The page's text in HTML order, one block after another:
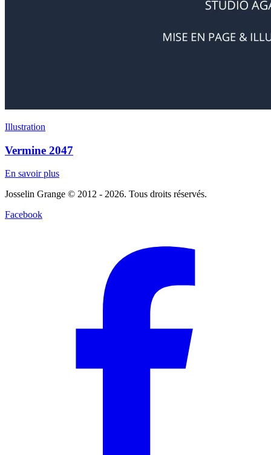
Illustration
Vermine 2047
En savoir plus
Josselin Grange © 2012 - 2026. Tous droits réservés.
Facebook